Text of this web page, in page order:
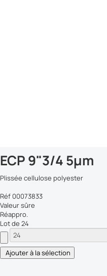
ECP 9"3/4 5µm
Plissée cellulose polyester
Réf 00073833
Valeur sûre
Réappro.
Lot de 24